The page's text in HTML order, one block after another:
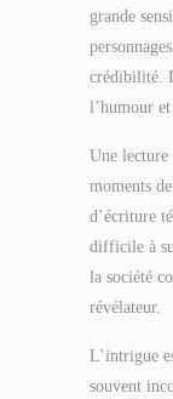
grande
crédibilité.
l’humour
Une lecture
moments
d’écriture
difficile à
la société
révélateur.
L’intrigue
souvent